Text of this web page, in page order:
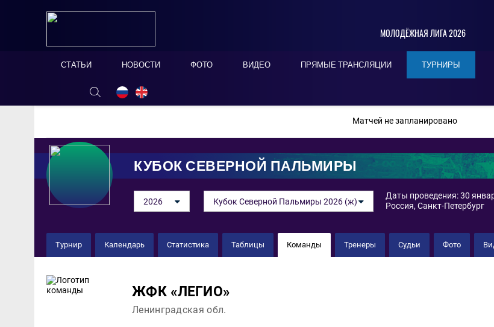
МОЛОДЁЖНАЯ ЛИГА 2026
СТАТЬИ НОВОСТИ ФОТО ВИДЕО ПРЯМЫЕ ТРАНСЛЯЦИИ ТУРНИРЫ
ОНЛАЙН ТАБЛО СКРЫТЬ
Матчей не запланировано
КУБОК СЕВЕРНОЙ ПАЛЬМИРЫ
2026 Кубок Северной Пальмиры 2026 (ж)
Даты проведения: 30
Россия, Санкт-Петербург
Турнир Календарь Статистика Таблицы Команды Тренеры Судьи Фото
Команда
ЖФК «ЛЕГИО»
Ленинградская обл.